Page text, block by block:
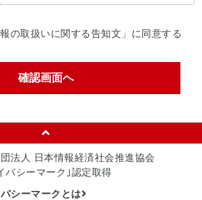
用いたします。
供する場合
人の同意を得ずに当サイトにてご提
を第三者に提供することはありませ
託を行う場合
り扱いを第三者に委託する場合があり
報の取扱いに関する告知文」に同意する
法人 日本情報経済社会推進協会
バシーマーク｣認定取得
シーマークとは